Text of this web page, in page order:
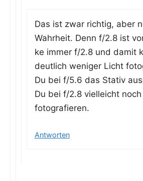
Das ist zwar rich­tig, aber
Wahr­heit. Denn f/2.8 ist
ke immer f/2.8 und damit
deut­lich weni­ger Licht
Du bei f/5.6 das Sta­tiv
Du bei f/2.8 viel­leicht
fotografieren.
Antworten